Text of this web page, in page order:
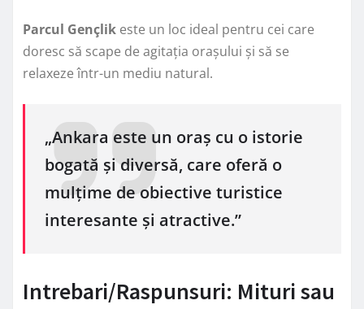
Parcul Gençlik este un loc ideal pentru cei care
doresc să scape de agitația orașului și să se
relaxeze într-un mediu natural.
„Ankara este un oraș cu o istorie
bogată și diversă, care oferă o
mulțime de obiective turistice
interesante și atractive.”
Intrebari/Raspunsuri: Mituri sau